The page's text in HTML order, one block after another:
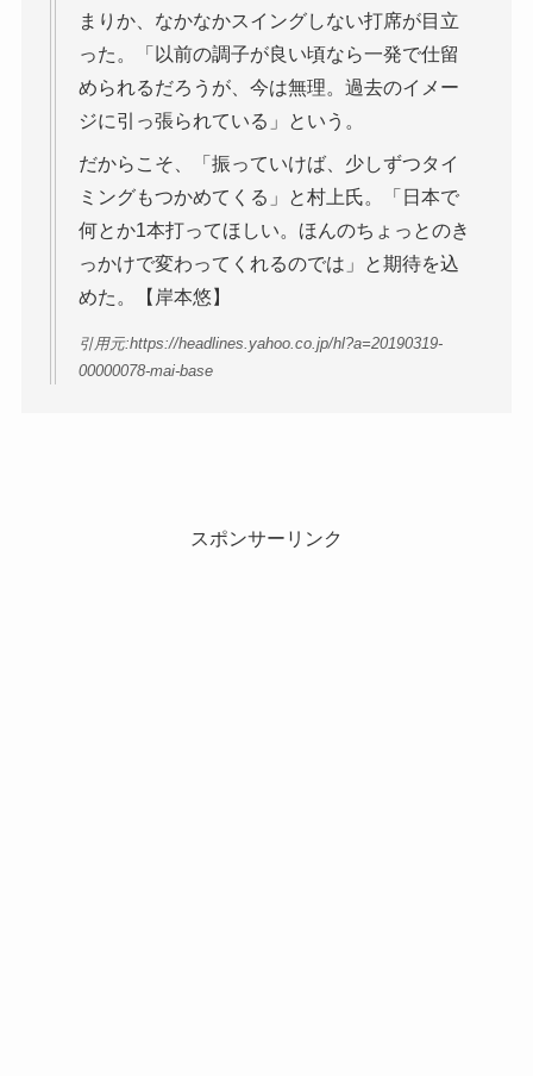
まりか、なかなかスイングしない打席が目立
った。「以前の調子が良い頃なら一発で仕留
められるだろうが、今は無理。過去のイメー
ジに引っ張られている」という。
だからこそ、「振っていけば、少しずつタイ
ミングもつかめてくる」と村上氏。「日本で
何とか1本打ってほしい。ほんのちょっとのき
っかけで変わってくれるのでは」と期待を込
めた。【岸本悠】
引用元:https://headlines.yahoo.co.jp/hl?a=20190319-
00000078-mai-base
スポンサーリンク